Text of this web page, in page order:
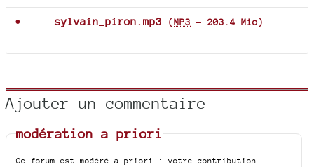
sylvain_piron.mp3 (MP3 - 203.4 Mio)
Ajouter un commentaire
modération a priori
Ce forum est modéré a priori : votre contribution